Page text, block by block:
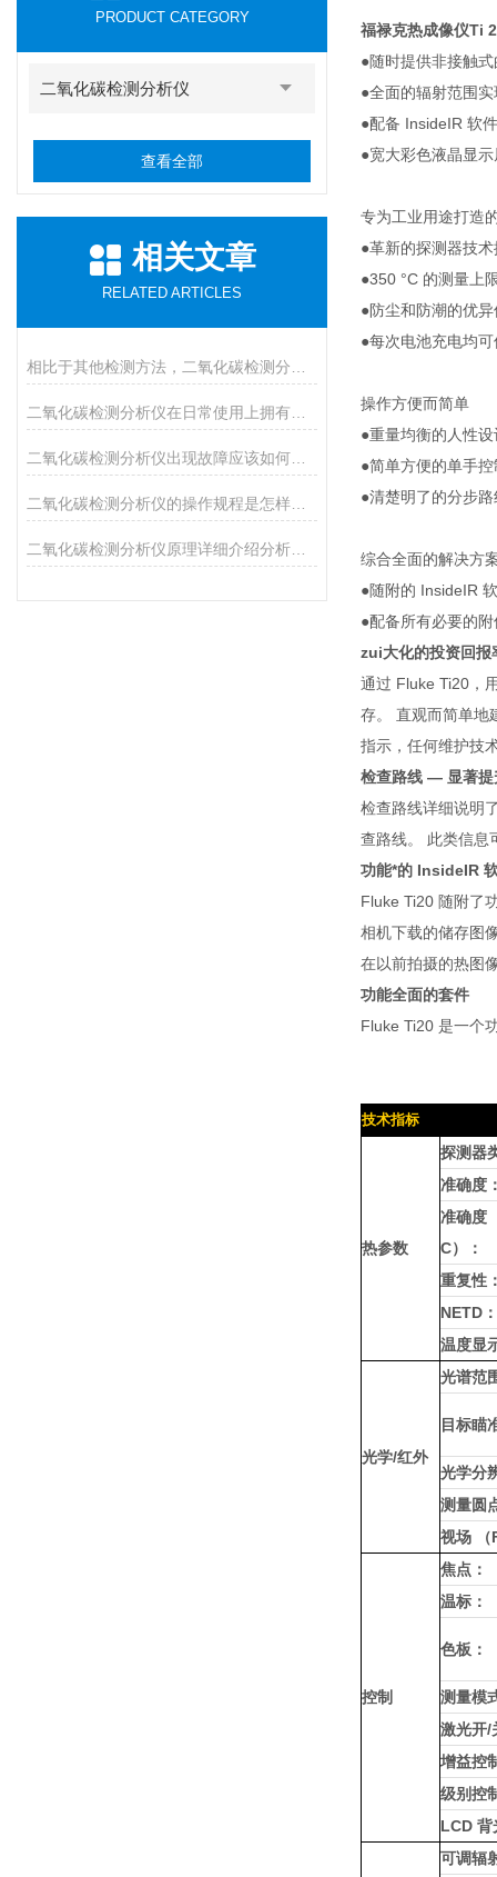
PRODUCT CATEGORY
二氧化碳检测分析仪
查看全部
相关文章
RELATED ARTICLES
福禄克热成像仪Ti
●随时提供非接触
●全面的辐射范围
●配备 InsideIR 软
●宽大彩色液晶显
专为工业用途打造
●革新的探测器技
●350 °C 的测量上
●防尘和防潮的优
●每次电池充电均
操作方便而简单
●重量均衡的人性
●简单方便的单手
●清楚明了的分步
综合全面的解决方
●随附的 InsideIR
●配备所有必要的
zui大化的投资回报
通过 Fluke Ti20，
存。 直观而简单地
指示，任何维护技
检查路线 — 显著提
检查路线详细说明
查路线。 此类信息
功能*的 InsideIR
Fluke Ti20 随附了
相机下载的储存图
在以前拍摄的热图
功能全面的套件
Fluke Ti20 是一个
技术指标
热参数
探测器
准确度
准确度
C）：
重复性
NETD：
温度显
光学/红外
光谱范
目标瞄
光学分
测量圆
视场 （
控制
焦点：
温标：
色板：
测量模
激光开/
增益控
级别控
LCD 背
可调辐